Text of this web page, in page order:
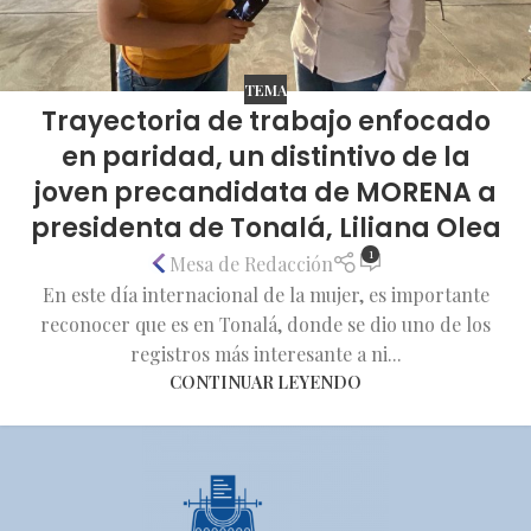
TEMA
Trayectoria de trabajo enfocado
en paridad, un distintivo de la
joven precandidata de MORENA a
presidenta de Tonalá, Liliana Olea
Mesa de Redacción 1
En este día internacional de la mujer, es importante
reconocer que es en Tonalá, donde se dio uno de los
registros más interesante a ni...
CONTINUAR LEYENDO